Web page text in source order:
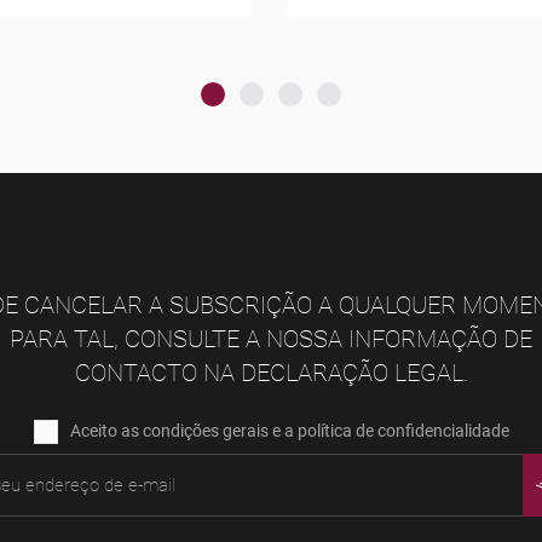
CANCELAR A SUBSCRIÇÃO A QUALQUER
PARA TAL, CONSULTE A NOSSA INFORMAÇÃO DE
CONTACTO NA DECLARAÇÃO LEGAL.
Aceito as condições gerais e a política de confidencialidade